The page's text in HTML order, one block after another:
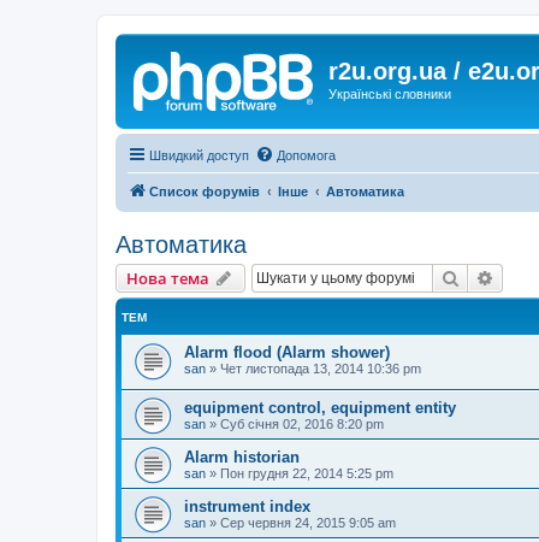
r2u.org.ua /
Українські словники
Швидкий доступ Допомога
Список форумів Інше Автоматика
Автоматика
Нова тема Пошук
ТЕМ
Alarm flood (Alarm shower)
san » Чет листопада 13, 2014 10:36 pm
equipment control, equipment entity
san » Суб січня 02, 2016 8:20 pm
Alarm historian
san » Пон грудня 22, 2014 5:25 pm
instrument index
san » Сер червня 24, 2015 9:05 am